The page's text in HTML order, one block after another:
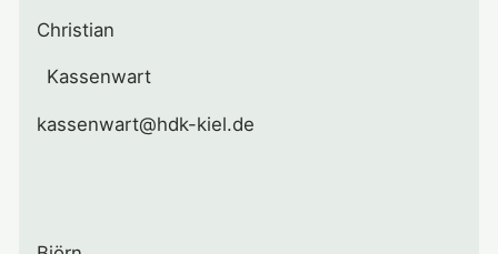
Christian
Kassenwart
kassenwart@hdk-kiel.de